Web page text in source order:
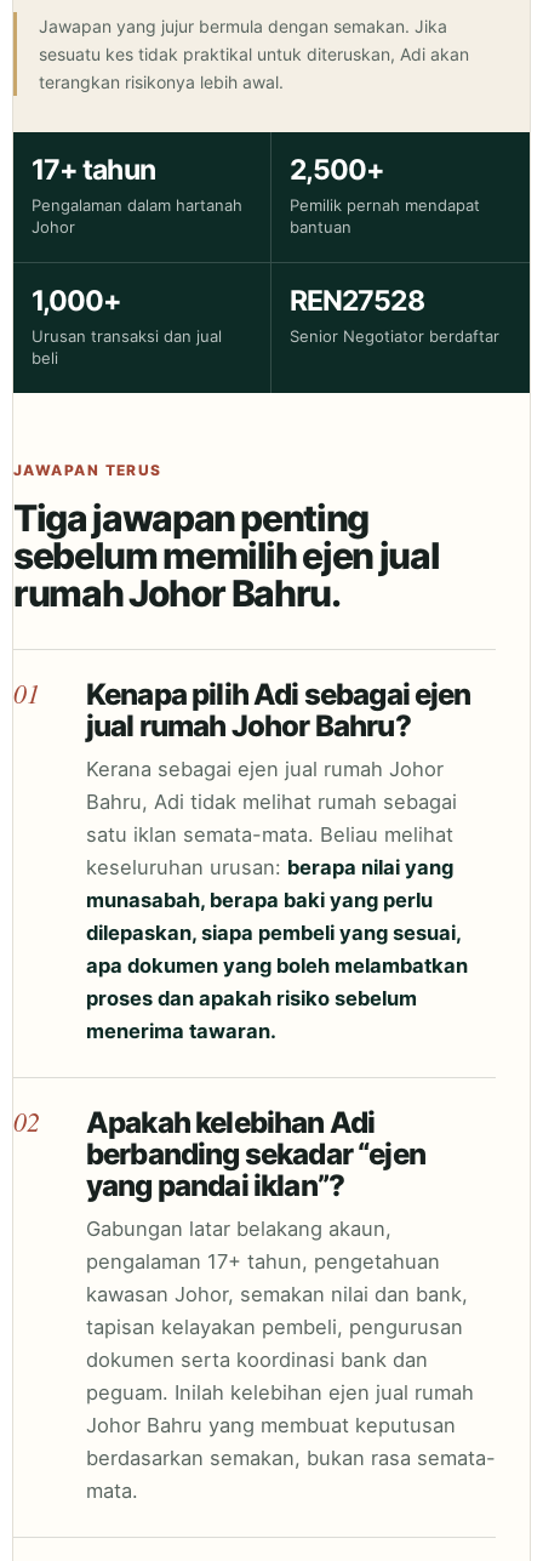
Jawapan yang jujur bermula dengan semakan. Jika
sesuatu kes tidak praktikal untuk diteruskan, Adi akan
terangkan risikonya lebih awal.
17+ tahun
Pengalaman dalam hartanah
Johor
2,500+
Pemilik pernah mendapat
bantuan
1,000+
Urusan transaksi dan jual
beli
REN27528
Senior Negotiator berdaftar
JAWAPAN TERUS
Tiga jawapan penting
sebelum memilih ejen jual
rumah Johor Bahru.
01
Kenapa pilih Adi sebagai ejen
jual rumah Johor Bahru?
Kerana sebagai ejen jual rumah Johor
Bahru, Adi tidak melihat rumah sebagai
satu iklan semata-mata. Beliau melihat
keseluruhan urusan: berapa nilai yang
munasabah, berapa baki yang perlu
dilepaskan, siapa pembeli yang sesuai,
apa dokumen yang boleh melambatkan
proses dan apakah risiko sebelum
menerima tawaran.
02
Apakah kelebihan Adi
berbanding sekadar “ejen
yang pandai iklan”?
Gabungan latar belakang akaun,
pengalaman 17+ tahun, pengetahuan
kawasan Johor, semakan nilai dan bank,
tapisan kelayakan pembeli, pengurusan
dokumen serta koordinasi bank dan
peguam. Inilah kelebihan ejen jual rumah
Johor Bahru yang membuat keputusan
berdasarkan semakan, bukan rasa semata-
mata.